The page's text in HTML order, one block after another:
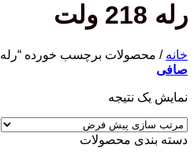
رله 218 ولت
خانه / محصولات برچسب خورده “رله 218 ولت”
صافی
نمایش یک نتیجه
دسته‌ بندی محصولات